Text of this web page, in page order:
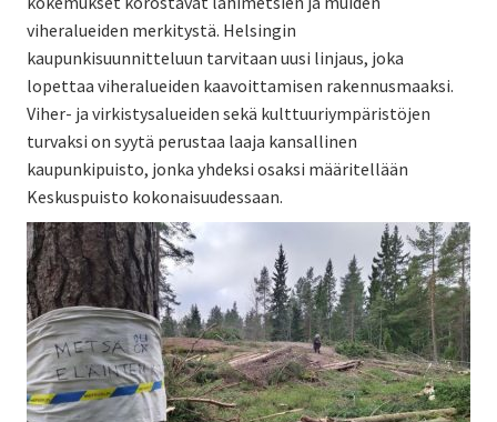
viheralueiden merkitystä. Helsingin
kaupunkisuunnitteluun tarvitaan uusi linjaus, joka
lopettaa viheralueiden kaavoittamisen rakennusmaaksi.
Viher- ja virkistysalueiden sekä kulttuuriympäristöjen
turvaksi on syytä perustaa laaja kansallinen
kaupunkipuisto, jonka yhdeksi osaksi määritellään
Keskuspuisto kokonaisuudessaan.